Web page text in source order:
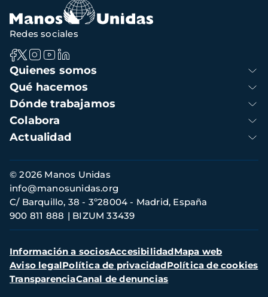
Navegación
principal
Quienes somos
Qué hacemos
Dónde trabajamos
Colabora
Actualidad
Redes sociales
Información
de
contacto
© 2026 Manos Unidas
C/ Barquillo, 38 - 3º28004 - Madrid, España
900 811 888
BIZUM 33439
info@manosunidas.org
Menú
secundario
Información a sociosAccesibilidadMapa web
Aviso legalPolítica de privacidadPolítica de cookies
TransparenciaCanal de denuncias